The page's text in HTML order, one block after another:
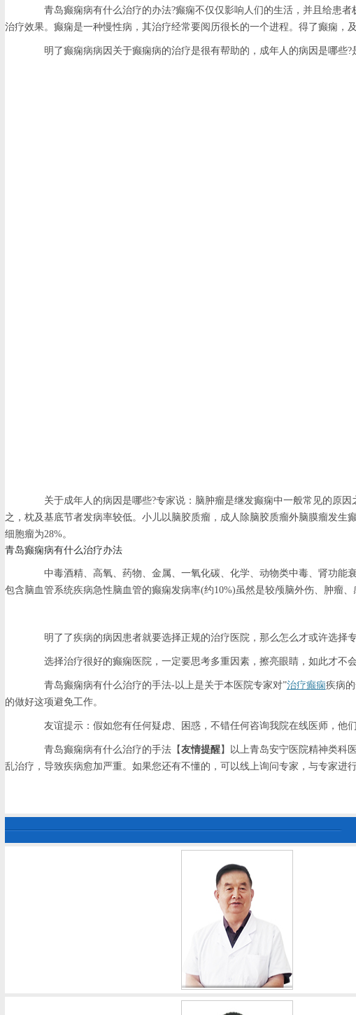
青岛癫痫病有什么治疗的办法?癫痫不仅仅影响人们的生活，并且给患者
治疗效果。癫痫是一种慢性病，其治疗经常要阅历很长的一个进程。得了癫痫，
明了癫痫病病因关于癫痫病的治疗是很有帮助的，成年人的病因是哪些?
关于成年人的病因是哪些?专家说：脑肿瘤是继发癫痫中一般常见的原因
之，枕及基底节者发病率较低。小儿以脑胶质瘤，成人除脑胶质瘤外脑膜瘤发
细胞瘤为28%。
青岛癫痫病有什么治疗办法
中毒酒精、高氧、药物、金属、一氧化碳、化学、动物类中毒、肾功能
包含脑血管系统疾病急性脑血管的癫痫发病率(约10%)虽然是较颅脑外伤、肿瘤
明了了疾病的病因患者就要选择正规的治疗医院，那么怎么才或许选择专
选择治疗很好的癫痫医院，一定要思考多重因素，擦亮眼睛，如此才不会
青岛癫痫病有什么治疗的手法-以上是关于本医院专家对”治疗癫痫疾病
的做好这项避免工作。
友谊提示：假如您有任何疑虑、困惑，不错任何咨询我院在线医师，他
青岛癫痫病有什么治疗的手法【友情提醒】以上青岛安宁医院精神类科
乱治疗，导致疾病愈加严重。如果您还有不懂的，可以线上询问专家，与专家进行